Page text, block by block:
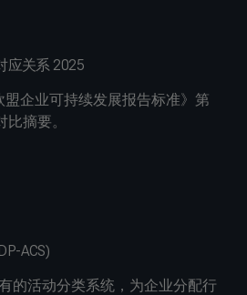
应关系 2025
盟企业可持续发展报告标准》第
摘要。
ACS)
的活动分类系统，为企业分配行